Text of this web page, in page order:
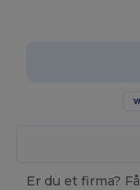
Er du et firma?